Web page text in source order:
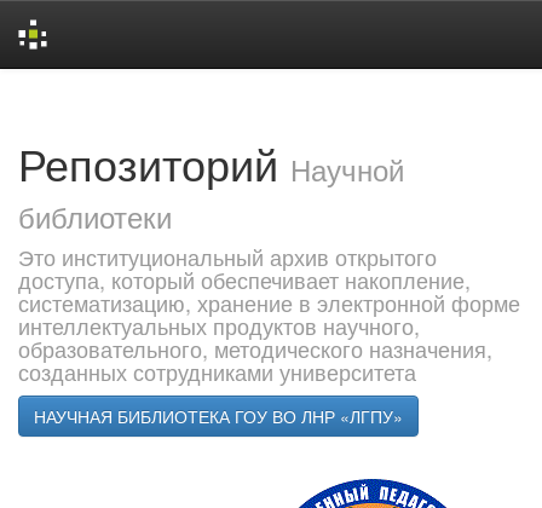
Репозиторий Научной
библиотеки
Это институциональный архив открытого
доступа, который обеспечивает накопление,
систематизацию, хранение в электронной форме
интеллектуальных продуктов научного,
образовательного, методического назначения,
созданных сотрудниками университета
НАУЧНАЯ БИБЛИОТЕКА ГОУ ВО ЛНР «ЛГПУ»